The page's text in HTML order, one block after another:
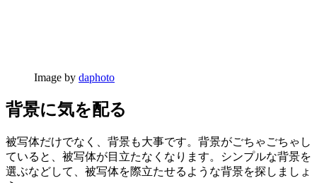
Image by daphoto
背景に気を配る
被写体だけでなく、背景も大事です。背景がごちゃごちゃし
ていると、被写体が目立たなくなります。シンプルな背景を
選ぶなどして、被写体を際立たせるような背景を探しましょ